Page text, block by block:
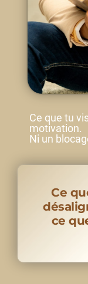
Ce que tu
motivation.
Ni un
Ce
ce